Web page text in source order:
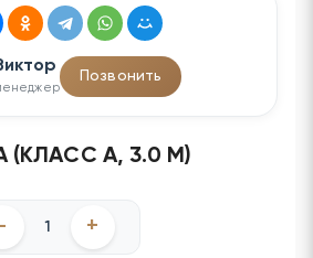
Позвонить
(КЛАСС А, 3.0 М)
+